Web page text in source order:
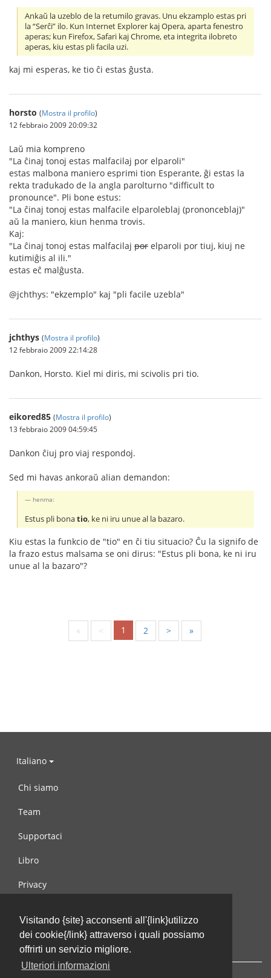
Visitando {site} acconsenti all'{link}utilizzo
dei cookie{/link} attraverso i quali possiamo
offrirti un servizio migliore.
Ulteriori informazioni
Ankaŭ la uzeblo de la retumilo gravas. Unu ekzamplo estas pri
la “Serĉi” ilo. Kun Internet Explorer kaj Opera, aparta fenestro
aperas; kun Firefox, Safari kaj Chrome, eta integrita ilobreto
aperas, kiu estas pli facila uzi.
kaj mi esperas, ke tio ĉi estas ĝusta.
horsto (Mostra il profilo)
12 febbraio 2009 20:09:32
Laŭ mia kompreno
"La ĉinaj tonoj estas malfacilaj por elparoli"
estas malbona maniero esprimi tion Esperante, ĝi estas la
rekta tradukado de la angla parolturno "difficult to
pronounce". Pli bone estus:
"La ĉinaj tonoj estas malfacile elparoleblaj (prononceblaj)"
aŭ la maniero, kiun henma trovis.
Kaj:
"La ĉinaj tonoj estas malfacilaj por elparoli por tiuj, kiuj ne
kutimiĝis al ili."
estas eĉ malĝusta.
@jchthys: "ekzemplo" kaj "pli facile uzebla"
jchthys (Mostra il profilo)
12 febbraio 2009 22:14:28
Dankon, Horsto. Kiel mi diris, mi scivolis pri tio.
eikored85 (Mostra il profilo)
13 febbraio 2009 04:59:45
Dankon ĉiuj pro viaj respondoj.
Sed mi havas ankoraŭ alian demandon:
henma:
Estus pli bonatio, ke ni iru unue al la bazaro.
Kiu estas la funkcio de "tio" en ĉi tiu situacio? Ĉu la signifo de
la frazo estus malsama se oni dirus: "Estus pli bona, ke ni iru
unue al la bazaro"?
« < 1 2 > »
Italiano
Chi siamo
Team
Supportaci
Libro
Privacy
Contattaci